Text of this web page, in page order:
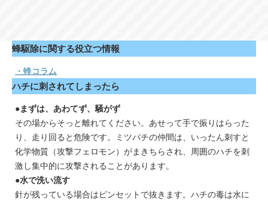
蜂駆除に関する役立つ情報
・蜂コラム
ハチに刺されてしまったら
●まずは、あわてず、騒がず
その場からそっと離れてください。あせって手で振りはらった
り、走り回ると危険です。ミツバチの仲間は、いったん刺すと
化学物質（攻撃フェロモン）がまきちらされ、周囲のハチを刺
激し集中的に攻撃されることがあります。
●水で洗い流す
針が残っている場合はピンセットで抜きます。ハチの毒は水に